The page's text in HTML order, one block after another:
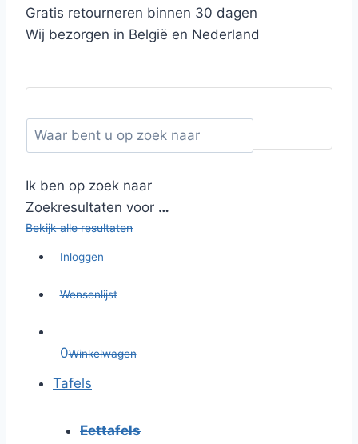
Gratis retourneren binnen 30 dagen
Wij bezorgen in België en Nederland
Ik ben op zoek naar
Zoekresultaten voor …
Bekijk alle resultaten
Inloggen
Wensenlijst
0Winkelwagen
Tafels
Eettafels